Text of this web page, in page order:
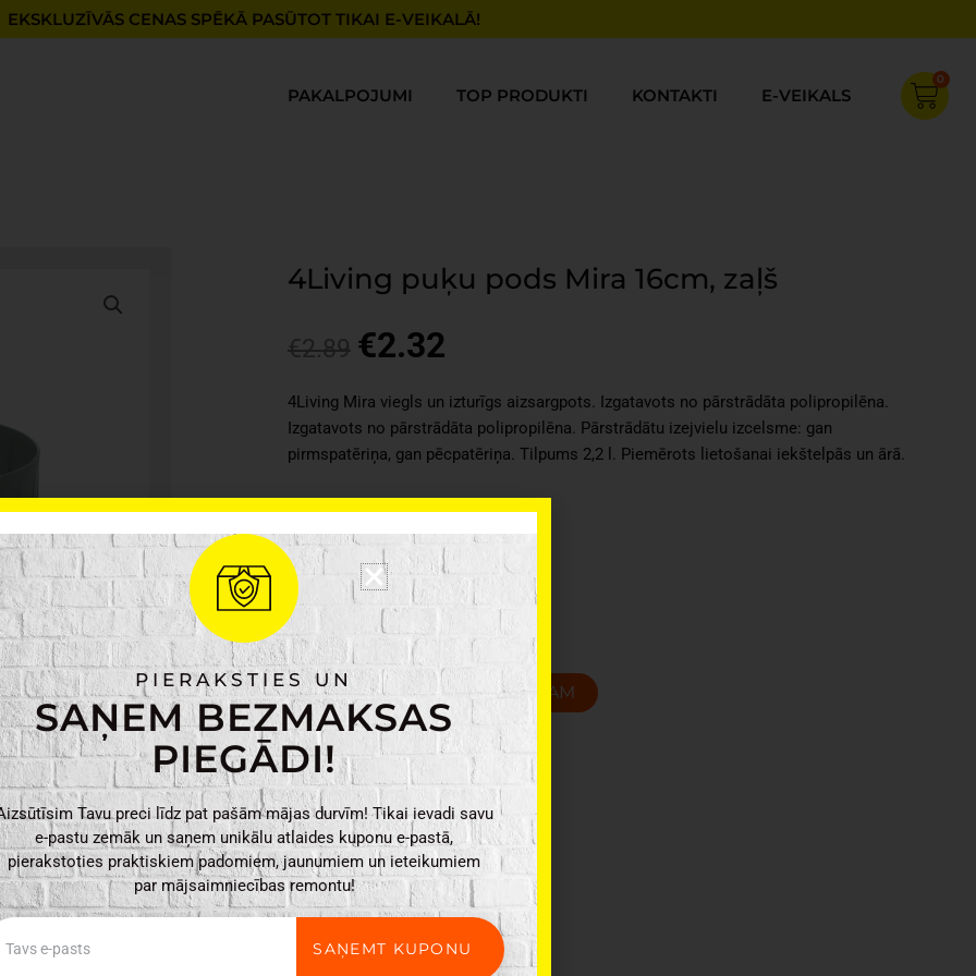
EKSKLUZĪVĀS CENAS SPĒKĀ PASŪTOT TIKAI E-VEIKALĀ!
PAKALPOJUMI TOP PRODUKTI KONTAKTI E-VEIKALS
0
Cart
4Living puķu pods Mira 16cm, zaļš
€2.89 Original
was:
€2.89.
€2.32
is:
€2.32.
4Living Mira viegls un izturīgs aizsargpots. Izgatavots no pārstrādāta polipropilēna.
Izgatavots no pārstrādāta polipropilēna. Pārstrādātu izejvielu izcelsme: gan
pirmspatēriņa, gan pēcpatēriņa. Tilpums 2,2 l. Piemērots lietošanai iekštelpās un ārā.
Ražotājs: 4Living
Materiāls: polipropilēns
Krāsa: Zaļa
Svars: 0.14 kg
Izmēri: 16.5 x 16.5 x 14.5 cm
4Living
puķu
pods
Mira
16cm,
zaļš
daudzums
PIEVIENOT GROZAM
PIERAKSTIES UN
SAŅEM BEZMAKSAS
PIEGĀDI!
Tavu preci līdz pat pašām mājas durvīm! Tikai ievadi savu
e-pastu zemāk un saņem unikālu atlaides kuponu e-pastā,
pierakstoties praktiskiem padomiem, jaunumiem un ieteikumiem
par mājsaimniecības remontu!
SAŅEMT KUPONU